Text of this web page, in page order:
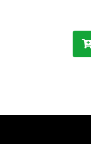
Antipasti | Sauzen